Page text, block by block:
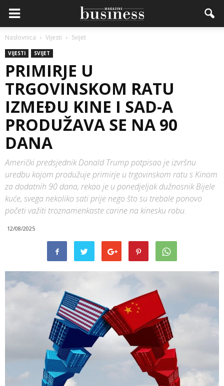
Naslovnica Vijesti Svijet
VIJESTI SVIJET
PRIMIRJE U
TRGOVINSKOM RATU
IZMEĐU KINE I SAD-A
PRODUŽAVA SE NA 90
DANA
Američki predsjednik Donald Trump potpisao je izvršnu
uredbu kojom produžuje primirje u trgovinskom ratu s Kinom
za dodatnih 90 dana, rekao je u ponedjeljak dužnosnik Bijele
kuće, svega nekoliko sati prije nego što su trebale ponovo
početi važiti troznamenkaste carine na kinesku robu.
12/08/2025